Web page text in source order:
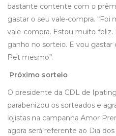
bastante contente com o
gastar o seu vale-compra.
vale-compra. Estou muito feliz.
ganho no sorteio. E vou
Pet mesmo”.
Próximo sorteio
O presidente da CDL de
parabenizou os sorteados e
lojistas na campanha Amor
agora será referente ao Dia